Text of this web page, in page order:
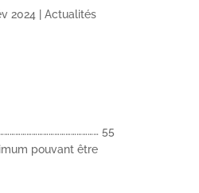
2024 Actualités
55
pouvant être